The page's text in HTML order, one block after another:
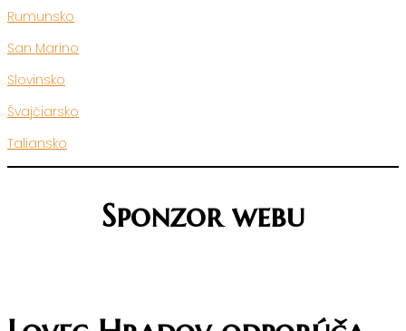
Rumunsko
San Maríno
Slovinsko
Švajčiarsko
Taliansko
Sponzor webu